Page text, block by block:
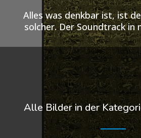
Alles was denkbar ist, ist
solcher. Der Soundtrack in
Alle Bilder in der